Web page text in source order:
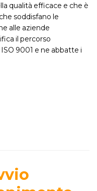
qualità efficace e che è
soddisfano le
alle aziende
il percorso
9001 e ne abbatte i